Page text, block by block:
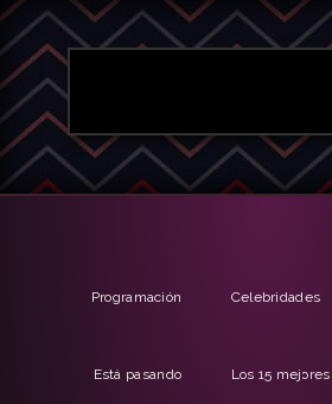
Programación Celebridades
Está pasando Los 15 mejores